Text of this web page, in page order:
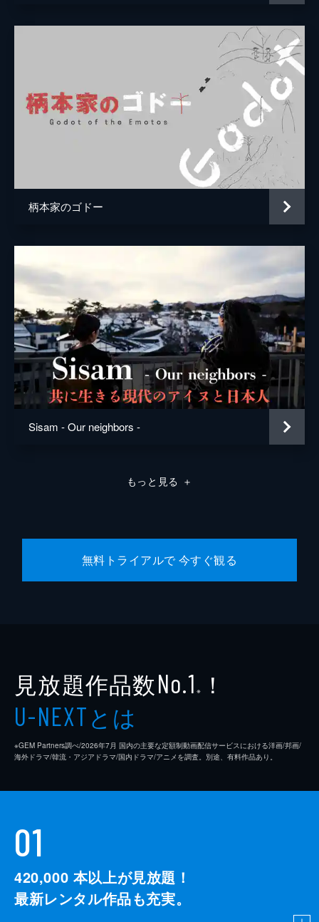
柄本家のゴドー
Sisam - Our neighbors -
もっと見る ＋
無料トライアルで 今すぐ観る
見放題作品数No.1 ※ ！
U-NEXTとは
※GEM Partners調べ/2026年7⽉ 国内の主要な定額制動画配信サービスにおける洋画/邦画/
海外ドラマ/韓流・アジアドラマ/国内ドラマ/アニメを調査。別途、有料作品あり。
01
420,000 本以上が見放題！
最新レンタル作品も充実。